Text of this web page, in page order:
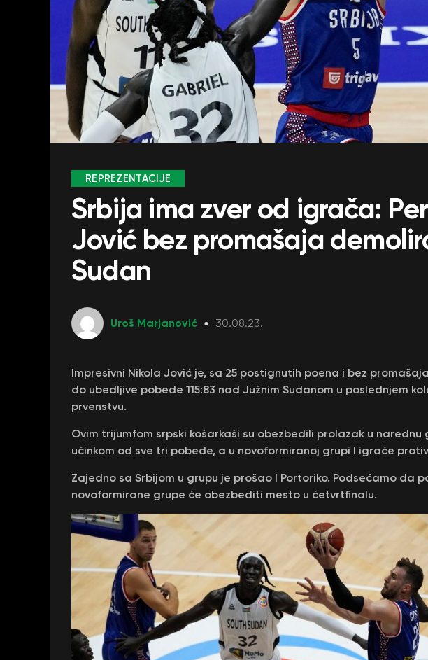
REPREZENTACIJE
Srbija ima zver od igrača:
Jović bez promašaja
Sudan
Uroš Marjanović 30.08.23.
Impresivni Nikola Jović je, sa 25 postignutih poena i bez
do ubedljive pobede 115:83 nad Južnim Sudanom u poslednjem
prvenstvu.
Ovim trijumfom srpski košarkaši su obezbedili prolazak u narednu
učinkom od sve tri pobede, a u novoformiranoj grupi I igraće
Zajedno sa Srbijom u grupu je prošao I Portoriko. Podsećamo da
novoformirane grupe će obezbediti mesto u četvrtfinalu.